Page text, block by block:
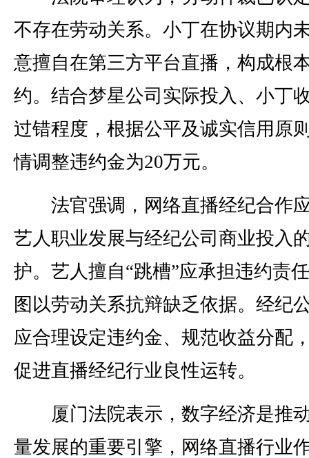
不存在劳动关系。小丁在协议期内
意擅自在第三方平台直播，构成根
约。结合梦星公司实际投入、小丁
过错程度，根据公平及诚实信用原
情调整违约金为20万元。
法官强调，网络直播经纪合作
艺人职业发展与经纪公司商业投入
护。艺人擅自“跳槽”应承担违约责
图以劳动关系抗辩缺乏依据。经纪
应合理设定违约金、规范收益分配
促进直播经纪行业良性运转。
厦门法院表示，数字经济是推
量发展的重要引擎，网络直播行业